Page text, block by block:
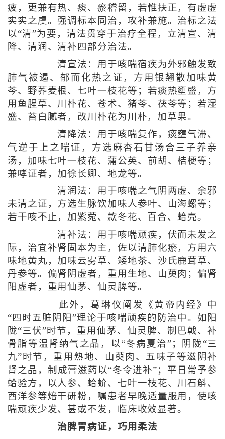
疲，更兼有热、痰、瘀稽留，若惟扶正，有虚虚
实实之虞。强调标本同治，攻补兼施。治标之法
以“清”为要，清法贯穿于治疗全程，立清宣、清
降、清润、清补四部分治法。
清宣法：用于咳喘宿疾为外邪触发致
肺气被遏、郁而化热之证，方用银翘散加味黄
芩、野荞麦根、七叶一枝花等；若痰热壅盛，方
用鱼腥草、川朴花、苍术、猪苓、茯苓等；若湿
盛、苔白腻者，改川朴花为川朴，加草果。
清降法：用于咳喘复作，痰壅气滞、
气逆于上之喘证，方选麻杏石甘汤合三子养亲
汤，加味七叶一枝花、蒲公英、前胡、桔梗等；
兼哮证者，加徐长卿、地龙等。
清润法：用于咳喘之气阴两虚、余邪
未清之证，方选生脉饮加味人参叶、山海螺等；
若干咳不止，加紫菀、款冬花、百合、蛤壳。
清补法：用于咳喘顽疾，伏而未发之
际，治宜补肾固本为主，佐以清肺化瘀，方用六
味地黄丸，加味云雾草、矮地茶、沙氏鹿茸草、
丹参等。偏肾阴虚者，重用生地、山萸肉；偏肾
阳虚者，重用仙茅、仙灵脾等。
此外，葛琳仪阐发《黄帝内经》中
“四时五脏阴阳”理论于咳喘顽疾的防治中。如阳
陇“三伏”时节，重用仙茅、仙灵脾、制巴戟、补
骨脂等温肾纳气之品，以“冬病夏治”；阴陇“三
九”时节，重用熟地、山萸肉、五味子等滋阴补
肾之品，制成膏滋药以“冬令进补”；平日常予参
蛤验方，以人参、蛤蚧、七叶一枝花、川石斛、
西洋参等焙干研粉，嘱患者早晚适量服用，使咳
喘顽疾少发、甚或不发，临床收效显著。
治脾胃病证，巧用柔法